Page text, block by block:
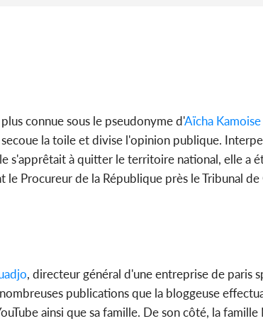
connue sous le pseudonyme d'Aïcha Kamoise
la toile et divise l'opinion publique.
s'apprêtait à quitter le territoire national, elle a
Procureur de la République près le Tribunal
, directeur général d'une entreprise de paris
publications que la bloggeuse
ainsi que sa famille. De son côté, la